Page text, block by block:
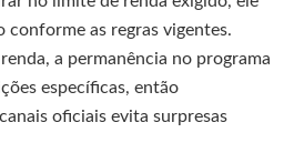
conforme as regras vigentes.
a permanência no programa
específicas, então
oficiais evita surpresas